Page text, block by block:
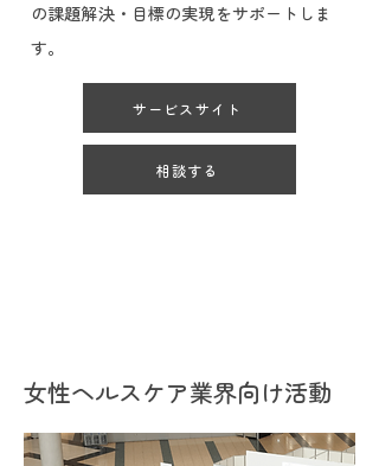
の課題解決・目標の実現をサポートしま
す。
サービスサイト
相談する
女性ヘルスケア業界向け活動